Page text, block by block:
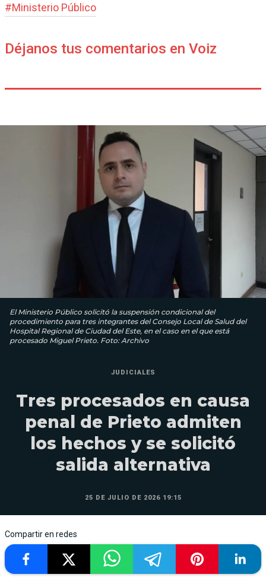
#Ministerio Público
Déjanos tus comentarios en Voiz
El Ministerio Público solicitó la suspensión condicional del
procedimiento para tres integrantes del Consejo Local de Salud del
Hospital Regional de Ciudad del Este, en el caso en el que está
procesado Miguel Prieto. Foto: Archivo
JUDICIALES
Tres procesados en causa
penal de Prieto admiten
los hechos y se solicitó
salida alternativa
25 DE JULIO DE 2026 19:15
Compartir en redes